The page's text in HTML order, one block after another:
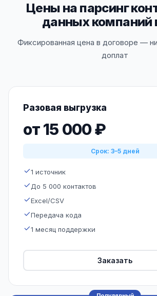
Цены на парсинг
данных компаний
Фиксированная цена в договоре —
доплат
Разовая выгрузка
от 15 000 ₽
Срок: 3–5 дней
1 источник
До 5 000 контактов
Excel/CSV
Передача кода
1 месяц поддержки
Заказать